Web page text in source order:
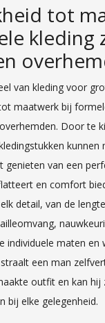
tot
kleding
van kleding voor
maatwerk bij
Door te
kunnen
genieten van een
en comfort
detail, van de
individuele maten en
een man
outfit en kan hij
bij elke gelegenheid.